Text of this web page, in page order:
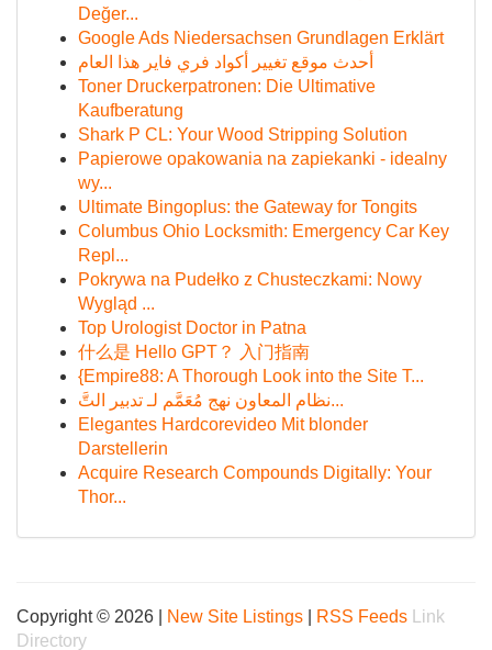
Değer...
Google Ads Niedersachsen Grundlagen Erklärt
أحدث موقع تغيير أكواد فري فاير هذا العام
Toner Druckerpatronen: Die Ultimative
Kaufberatung
Shark P CL: Your Wood Stripping Solution
Papierowe opakowania na zapiekanki - idealny
wy...
Ultimate Bingoplus: the Gateway for Tongits
Columbus Ohio Locksmith: Emergency Car Key
Repl...
Pokrywa na Pudełko z Chusteczkami: Nowy
Wygląd ...
Top Urologist Doctor in Patna
什么是 Hello GPT？ 入门指南
{Empire88: A Thorough Look into the Site T...
نظام المعاون نهج مُعَمَّم لـ تدبير التَّ...
Elegantes Hardcorevideo Mit blonder
Darstellerin
Acquire Research Compounds Digitally: Your
Thor...
Copyright © 2026 | New Site Listings RSS Feeds
Link
Directory